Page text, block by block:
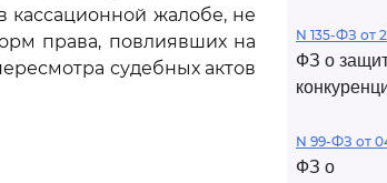
кассационной жалобе, не
права, повлиявших на
судебных актов
N 135-ФЗ от
ФЗ о
N 99-ФЗ от
ФЗ о